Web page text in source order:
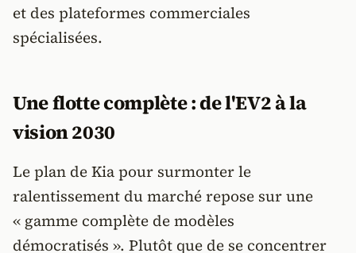
et des plateformes commerciales
spécialisées.
Une flotte complète : de l'EV2 à la
vision 2030
Le plan de Kia pour surmonter le
ralentissement du marché repose sur une
« gamme complète de modèles
démocratisés ». Plutôt que de se concentrer